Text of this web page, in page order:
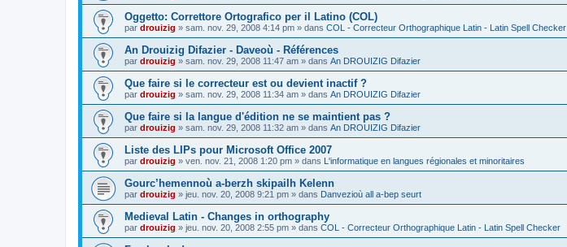
Oggetto: Correttore Ortografico per il Latino (COL)
par drouizig » sam. nov. 29, 2008 4:14 pm » dans COL - Correcteur Orthographique Latin - Latin Spell Checker
An Drouizig Difazier - Daveoù - Références
par drouizig » sam. nov. 29, 2008 11:47 am » dans An DROUIZIG Difazier
Que faire si le correcteur est ou devient inactif ?
par drouizig » sam. nov. 29, 2008 11:34 am » dans An DROUIZIG Difazier
Que faire si la langue d'édition ne se maintient pas ?
par drouizig » sam. nov. 29, 2008 11:32 am » dans An DROUIZIG Difazier
Liste des LIPs pour Microsoft Office 2007
par drouizig » ven. nov. 21, 2008 1:20 pm » dans L'informatique en langues régionales et minoritaires
Gourc’hemennoù a-berzh skipailh Kelenn
par drouizig » jeu. nov. 20, 2008 9:21 pm » dans Danvezioù all a-bep seurt
Medieval Latin - Changes in orthography
par drouizig » jeu. nov. 20, 2008 2:55 pm » dans COL - Correcteur Orthographique Latin - Latin Spell Checker